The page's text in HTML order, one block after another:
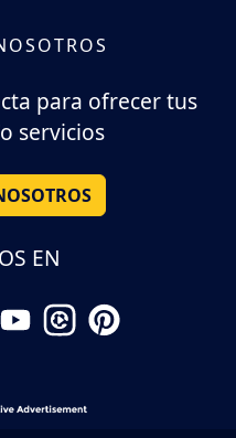
para ofrecer tus
servicios
EN